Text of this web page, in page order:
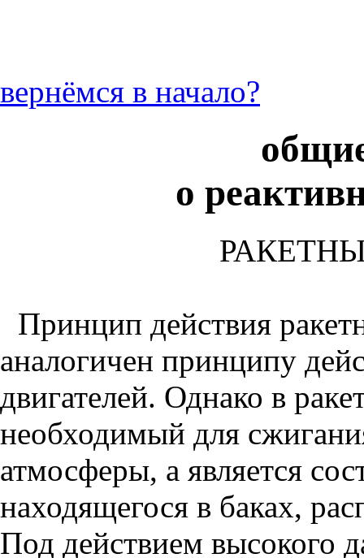
вернёмся в начало?
о
Принцип действия
аналогичен принципу
двигателей. Однако в
необходимый для
атмосферы, а является
находящегося в баках,
Под действием высокого